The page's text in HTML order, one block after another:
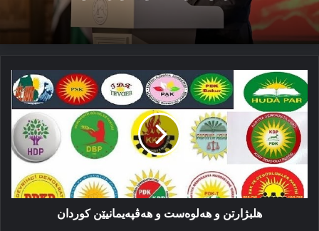
هلبژارتن
و
هەلوەست
و
هەڤپەیمانیێن
کوردان
هلبژارتن و هەلوەست و هەڤپەیمانیێن کوردان